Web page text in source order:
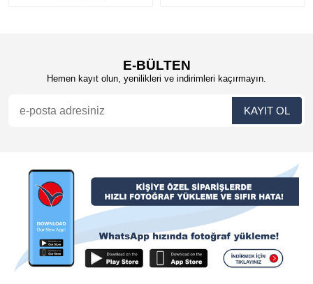
E-BÜLTEN
Hemen kayıt olun, yenilikleri ve indirimleri kaçırmayın.